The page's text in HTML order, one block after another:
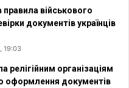
правила військового
документів українців
19:03
релігійним організаціям
оформлення документів